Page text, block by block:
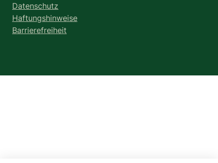
Datenschutz
Haftungshinweise
Barrierefreiheit